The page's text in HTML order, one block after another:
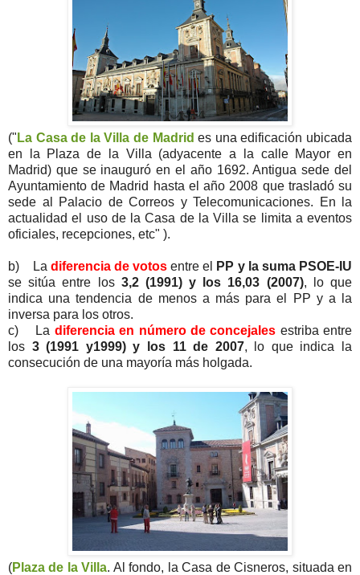
(" La Casa de la Villa de Madrides una edificación ubicada
en la Plaza de la Villa (adyacente a la calle Mayor en
Madrid) que se inauguró en el año 1692. Antigua sede del
Ayuntamiento de Madrid hasta el año 2008 que trasladó su
sede al Palacio de Correos y Telecomunicaciones. En la
actualidad el uso de la Casa de la Villa se limita a eventos
oficiales, recepciones, etc" ).
b) La diferencia de votos entre el
PP y la suma PSOE-IU
se sitúa entre los 3,2 (1991) y los 16,03 (2007), lo que
indica una tendencia de menos a más para el PP y a la
inversa para los otros.
c) La diferencia en número de concejales estriba entre
los 3 (1991 y1999) y los 11 de 2007, lo que indica la
consecución de una mayoría más holgada.
(Plaza de la Villa. Al fondo, la Casa de Cisneros, situada en